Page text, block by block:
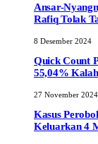
Ansar-
Rafiq Tolak
8 Desember 2024
Quick Count
55,04%
27 November 2024
Kasus
Keluarkan 4